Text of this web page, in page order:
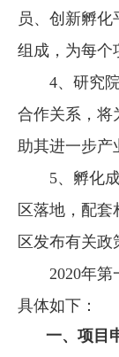
员、创新孵
组成，为每个
4、研究
合作关系，将
助其进一步产
5、孵化
区落地，配
区发布有关政
2020年
具体如下：
一、项目